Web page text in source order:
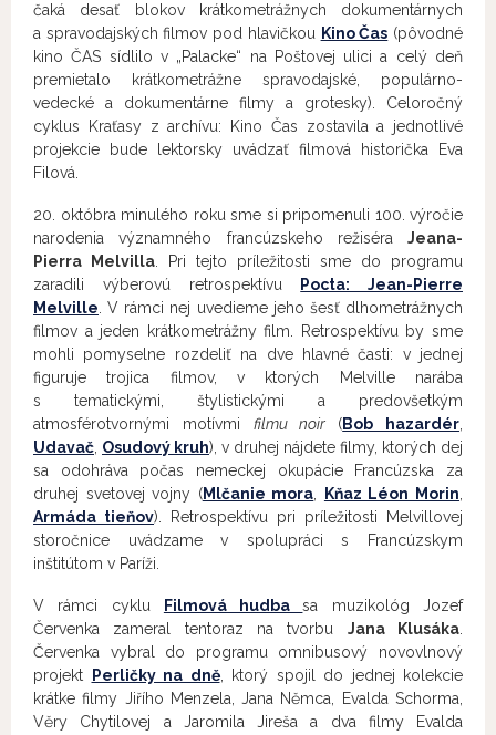
čaká desať blokov krátkometrážnych dokumentárnych
a spravodajských filmov pod hlavičkou Kino Čas (pôvodné
kino ČAS sídlilo v „Palacke“ na Poštovej ulici a celý deň
premietalo krátkometrážne spravodajské, populárno-
vedecké a dokumentárne filmy a grotesky). Celoročný
cyklus Kraťasy z archívu: Kino Čas zostavila a jednotlivé
projekcie bude lektorsky uvádzať filmová historička Eva
Filová.
20. októbra minulého roku sme si pripomenuli 100. výročie
narodenia významného francúzskeho režiséra Jeana-
Pierra Melvilla . Pri tejto príležitosti sme do programu
zaradili výberovú retrospektívu
Pocta: Jean-Pierre
Melville . V rámci nej uvedieme jeho šesť dlhometrážnych
filmov a jeden krátkometrážny film. Retrospektívu by sme
mohli pomyselne rozdeliť na dve hlavné časti: v jednej
figuruje trojica filmov, v ktorých Melville narába
s tematickými, štylistickými a predovšetkým
atmosférotvornými motívmi filmu noir (Bob hazardér
Udavač Osudový kruh), v druhej nájdete filmy, ktorých dej
sa odohráva počas nemeckej okupácie Francúzska za
druhej svetovej vojny (Mlčanie mora Kňaz Léon Morin
Armáda tieňov). Retrospektívu pri príležitosti Melvillovej
storočnice uvádzame v spolupráci s Francúzskym
inštitútom v Paríži.
V rámci cyklu Filmová hudbasa muzikológ Jozef
Červenka zameral tentoraz na tvorbu Jana Klusáka
Červenka vybral do programu omnibusový novovlnový
projekt
Perličky na dně, ktorý spojil do jednej kolekcie
krátke filmy Jiřího Menzela, Jana Němca, Evalda Schorma,
Věry Chytilovej a Jaromila Jireša a dva filmy Evalda